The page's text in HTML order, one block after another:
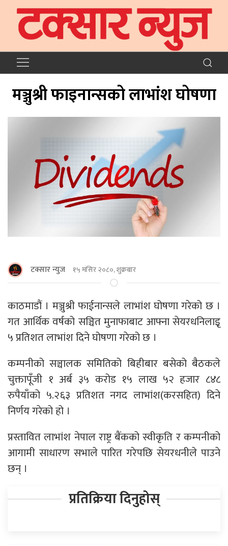
मञ्जुश्री फाइनान्सको लाभांश घोषणा
टक्सार न्युज १५ मंसिर २०८०, शुक्रबार
काठमाडौं । मञ्जुश्री फाईनान्सले लाभांश घोषणा गरेको छ ।
गत आर्थिक वर्षको सञ्चित मुनाफाबाट आफ्ना सेयरधनिलाइृ
५ प्रतिशत लाभांश दिने घोषणा गरेको छ ।
कम्पनीको सञ्चालक समितिको बिहीबार बसेको बैठकले
चुक्तापूँजी १ अर्ब ३५ करोड १५ लाख ५२ हजार ८४८
रुपैयाँको ५.२६३ प्रतिशत नगद लाभांश(करसहित) दिने
निर्णय गरेको हो ।
प्रस्तावित लाभांश नेपाल राष्ट्र बैंकको स्वीकृति र कम्पनीको
आगामी साधारण सभाले पारित गरेपछि सेयरधनीले पाउने
छन् ।
प्रतिक्रिया दिनुहोस्